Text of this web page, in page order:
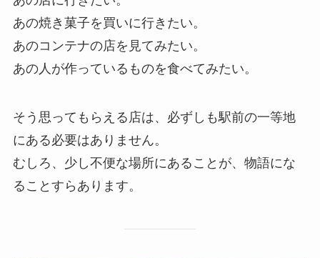
あの焼き菓子を買いに行きたい。
あのコンテナの店を見てみたい。
あの人が作っているものを食べてみたい。
そう思ってもらえる店は、必ずしも駅前の一等地
にある必要はありません。
むしろ、少し不便な場所にあることが、物語にな
ることすらあります。